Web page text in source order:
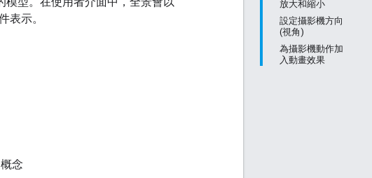
放大和縮小
設定攝影機方向
(視角)
為攝影機動作加
入動畫效果
表示。
念